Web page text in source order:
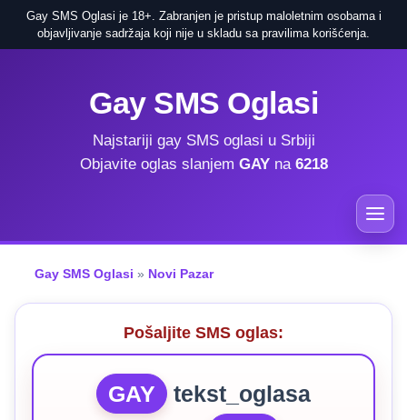
Gay SMS Oglasi je 18+. Zabranjen je pristup maloletnim osobama i
objavljivanje sadržaja koji nije u skladu sa pravilima korišćenja.
Gay SMS Oglasi
Najstariji gay SMS oglasi u Srbiji
Objavite oglas slanjem GAYna 6218
Gay SMS Oglasi » Novi Pazar
Pošaljite SMS oglas:
GAY
tekst_oglasa